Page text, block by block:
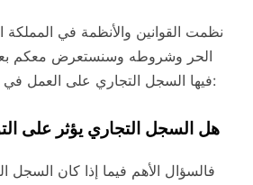
نظمت القوانين والأنظمة في المملكة
الحر وشروطه وسنستعرض معكم بعض
فيها السجل التجاري على العمل في القطاع الخاص وغيره:
هل السجل التجاري يؤثر على
فالسؤال الأهم فيما إذا كان السجل